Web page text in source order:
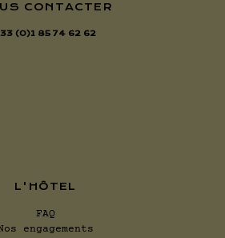
L'HÔTEL
FAQ
engagements
CONTACTER
(0)1 85 74 62 62